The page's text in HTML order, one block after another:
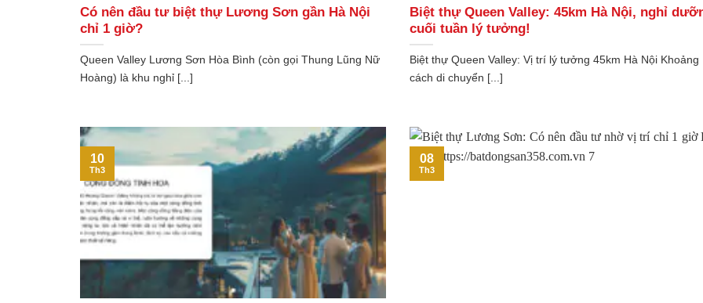
Có nên đầu tư biệt thự Lương Sơn gần Hà Nội
chỉ 1 giờ?
Queen Valley Lương Sơn Hòa Bình (còn gọi Thung Lũng Nữ
Hoàng) là khu nghỉ [...]
Biệt thự Queen Valley: 45km Hà Nội, nghỉ
cuối tuần lý tưởng!
Biệt thự Queen Valley: Vị trí lý tưởng 45km Hà Nội Khoảng
cách di chuyển [...]
10
Th3
08
Th3